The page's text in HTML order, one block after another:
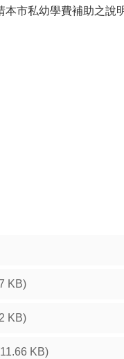
本市私幼學費補助之說
KB)
KB)
KB)